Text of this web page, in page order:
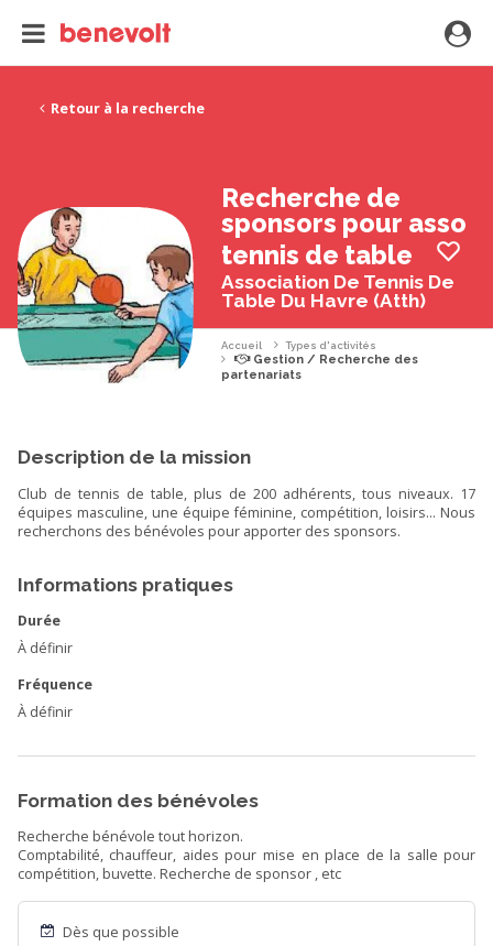
Retour à la recherche
Recherche de
sponsors pour asso
tennis de table
Association De Tennis De
Table Du Havre (Atth)
Accueil Types d'activités
Gestion / Recherche des
partenariats
Description de la mission
Club de tennis de table, plus de 200 adhérents, tous niveaux. 17
équipes masculine, une équipe féminine, compétition, loisirs... Nous
recherchons des bénévoles pour apporter des sponsors.
Informations pratiques
Durée
À définir
Fréquence
À définir
Formation des bénévoles
Recherche bénévole tout horizon.
Comptabilité, chauffeur, aides pour mise en place de la salle pour
compétition, buvette. Recherche de sponsor , etc
Dès que possible